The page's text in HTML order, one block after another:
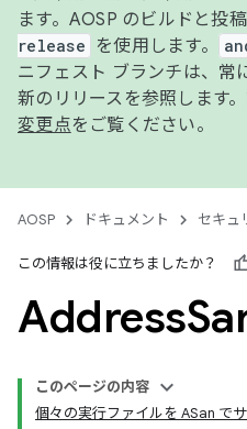
ます。AOSP のビルドと投稿
release
を使用します。
ニフェスト ブランチは、常
新のリリースを参照します
変更点をご覧ください。
AOSP ドキュメント セキュ
この情報は役に立ちましたか？
Address
このページの内容
個々の実行ファイルを ASan で